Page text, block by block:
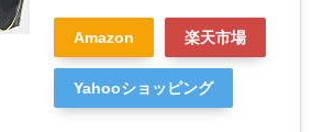
Amazon 楽天市場
Yahooショッピング